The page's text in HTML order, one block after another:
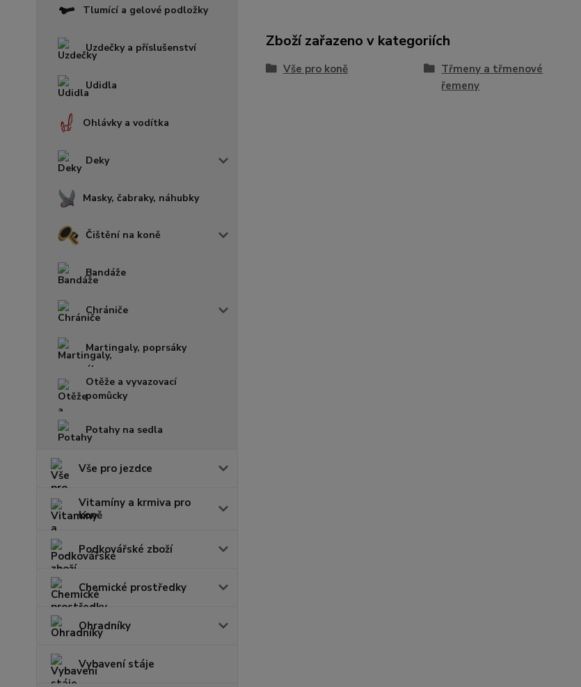
Tlumící a gelové podložky
Uzdečky a příslušenství
Udidla
Ohlávky a vodítka
Deky
Masky, čabraky, náhubky
Čištění na koně
Bandáže
Chrániče
Martingaly, poprsáky
Otěže a vyvazovací
pomůcky
Potahy na sedla
Vše pro jezdce
Vitamíny a krmiva pro
koně
Podkovářské zboží
Chemické prostředky
Ohradníky
Vybavení stáje
Zboží zařazeno v kategoriích
Vše pro koně
Třmeny a třmenové
řemeny